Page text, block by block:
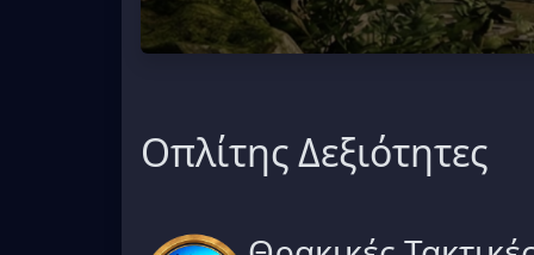
Οπλίτης Δεξιότητες